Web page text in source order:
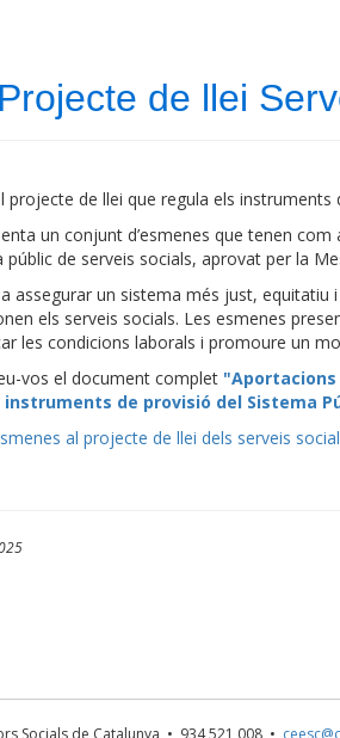
de llei
projecte de llei que regula els
un conjunt d’esmenes que tenen
de serveis socials, aprovat per la
assegurar un sistema més just,
els serveis socials. Les esmenes
les condicions laborals i promoure un
vos el document complet "Aportacions
de provisió del Sistema
al projecte de llei dels serveis
Socials de Catalunya • 934 521 008 •